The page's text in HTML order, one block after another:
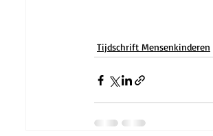
Tijdschrift Mensenkinderen